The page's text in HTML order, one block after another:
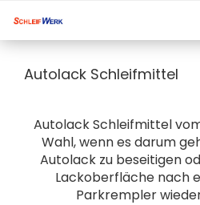
Autolack Schleifmittel
Autolack Schleifmittel
Wahl, wenn es darum
Autolack zu beseitigen
Lackoberfläche nach
Parkrempler